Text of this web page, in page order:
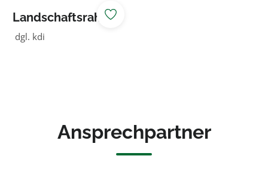
Landschaftsrahm
en
dgl. kdi
Ansprechpartner